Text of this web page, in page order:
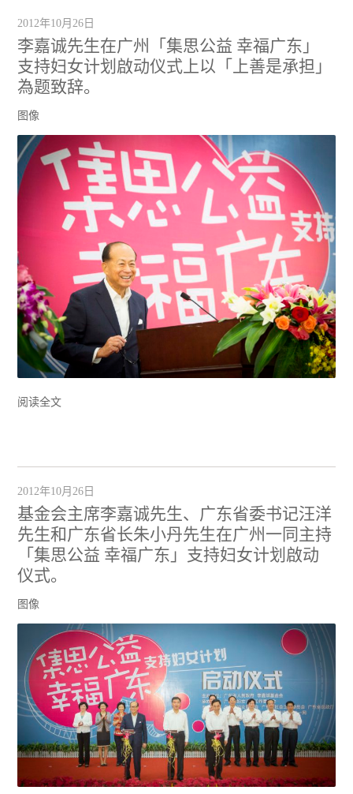
2012年10月26日
李嘉诚先生在广州「集思公益 幸福广东」
支持妇女计划啟动仪式上以「上善是承担」
為题致辞。
图像
阅读全文
2012年10月26日
基金会主席李嘉诚先生、广东省委书记汪洋
先生和广东省长朱小丹先生在广州一同主持
「集思公益 幸福广东」支持妇女计划啟动
仪式。
图像